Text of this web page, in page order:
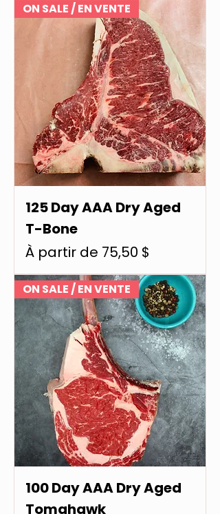
ON SALE / EN VENTE
125 Day AAA Dry Aged
T-Bone
À partir de 75,50 $
Prix promotionnel
ON SALE / EN VENTE
100 Day AAA Dry Aged
Tomahawk